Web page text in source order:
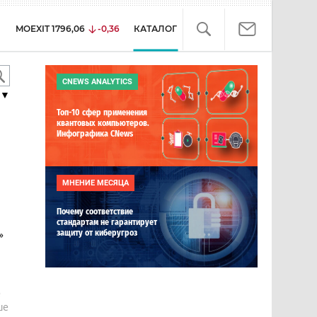
MOEXIT 1796,06 -0,36 КАТАЛОГ
▼
CNEWS ANALYTICS
Топ-10 сфер применения
квантовых компьютеров.
Инфографика CNews
МНЕНИЕ МЕСЯЦА
Почему соответствие
стандартам не гарантирует
защиту от киберугроз